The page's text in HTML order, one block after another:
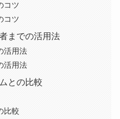
コツ
コツ
までの活用法
活用法
活用法
との比較
比較